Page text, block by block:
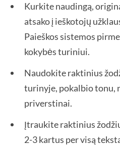
Kurkite naudingą,
atsako į ieškotojų
Paieškos sistemos
kokybės turiniui.
Naudokite raktinius
turinyje, pokalbio tonu,
priverstinai.
Įtraukite raktinius
2-3 kartus per visą